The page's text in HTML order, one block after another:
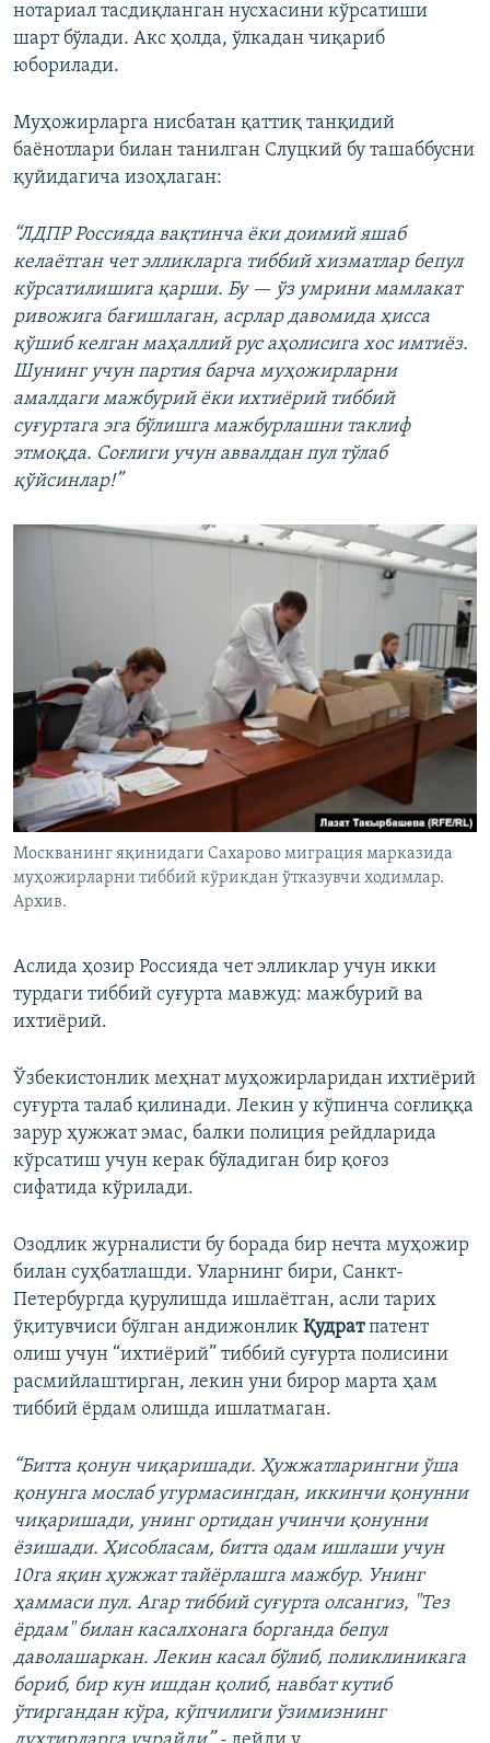
нотариал тасдиқланган нусхасини кўрсатиши
шарт бўлади. Акс ҳолда, ўлкадан чиқариб
юборилади.
Муҳожирларга нисбатан қаттиқ танқидий
баёнотлари билан танилган Слуцкий бу ташаббусни
қуйидагича изоҳлаган:
“ЛДПР Россияда вақтинча ёки доимий яшаб
келаётган чет элликларга тиббий хизматлар бепул
кўрсатилишига қарши. Бу — ўз умрини мамлакат
ривожига бағишлаган, асрлар давомида ҳисса
қўшиб келган маҳаллий рус аҳолисига хос имтиёз.
Шунинг учун партия барча муҳожирларни
амалдаги мажбурий ёки ихтиёрий тиббий
суғуртага эга бўлишга мажбурлашни таклиф
этмоқда. Соғлиги учун аввалдан пул тўлаб
қўйсинлар!”
Москванинг яқинидаги Сахарово миграция марказида
муҳожирларни тиббий кўрикдан ўтказувчи ходимлар.
Архив.
Аслида ҳозир Россияда чет элликлар учун икки
турдаги тиббий суғурта мавжуд: мажбурий ва
ихтиёрий.
Ўзбекистонлик меҳнат муҳожирларидан ихтиёрий
суғурта талаб қилинади. Лекин у кўпинча соғлиққа
зарур ҳужжат эмас, балки полиция рейдларида
кўрсатиш учун керак бўладиган бир қоғоз
сифатида кўрилади.
Озодлик журналисти бу борада бир нечта муҳожир
билан суҳбатлашди. Уларнинг бири, Санкт-
Петербургда қурулишда ишлаётган, асли тарих
ўқитувчиси бўлган андижонлик Қудратпатент
олиш учун “ихтиёрий” тиббий суғурта полисини
расмийлаштирган, лекин уни бирор марта ҳам
тиббий ёрдам олишда ишлатмаган.
“Битта қонун чиқаришади. Ҳужжатларингни ўша
қонунга мослаб угурмасингдан, иккинчи қонунни
чиқаришади, унинг ортидан учинчи қонунни
ёзишади. Ҳисобласам, битта одам ишлаши учун
10га яқин ҳужжат тайёрлашга мажбур. Унинг
ҳаммаси пул. Агар тиббий суғурта олсангиз, "Тез
ёрдам" билан касалхонага борганда бепул
даволашаркан. Лекин касал бўлиб, поликлиникага
бориб, бир кун ишдан қолиб, навбат кутиб
ўтиргандан кўра, кўпчилиги ўзимизнинг